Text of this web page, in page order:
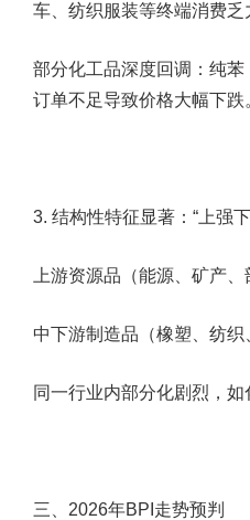
车、纺织服装等终端消费乏
部分化工品深度回调 ：纯
订单不足导致价格大幅下跌
3. 结构性特征显著： “ 上强
上游资源品（能源、矿产
中下游制造品（橡塑、纺织
同一行业内部分化剧烈，
三、 2026年BPI 走势预判